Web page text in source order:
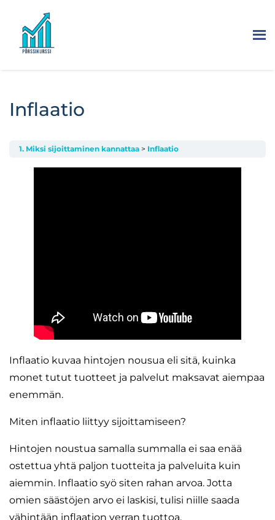
Inflaatio
1. Miksi sijoittaminen kannattaa Inflaatio
Inflaatio kuvaa hintojen nousua eli sitä, kuinka
monet tutut tuotteet ja palvelut maksavat aiempaa
enemmän.
Miten inflaatio liittyy sijoittamiseen?
Hintojen noustua samalla summalla ei saa enää
ostettua yhtä paljon tuotteita ja palveluita kuin
aiemmin. Inflaatio syö siten rahan arvoa. Jotta
omien säästöjen arvo ei laskisi, tulisi niille saada
vähintään inflaation verran tuottoa.